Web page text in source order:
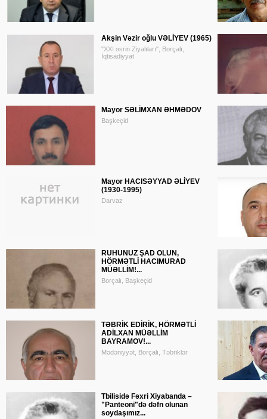
Akşin Vəzir oğlu VƏLİYEV (1965)
"XXI əsrin Ziyalıları", Borçalı,
İqtisadiyyat
Mayor SƏLİMXAN ƏHMƏDOV
Başkeçid
Mayor HACISƏYYAD ƏLİYEV
(1930-1995)
Darvaz
RUHUNUZ ŞAD OLUN,
HÖRMƏTLİ HACIMURAD
MÜƏLLİM!...
Borçalı, Başkeçid
TƏBRİK EDİRİK, HÖRMƏTLİ
ADİLXAN MÜƏLLİM
BAYRAMOV!...
Mədəniyyət, Borçalı, Təbriklər
Tbilisidə Fəxri Xiyabanda –
"Panteoni"də dəfn olunan
soydaşımız...